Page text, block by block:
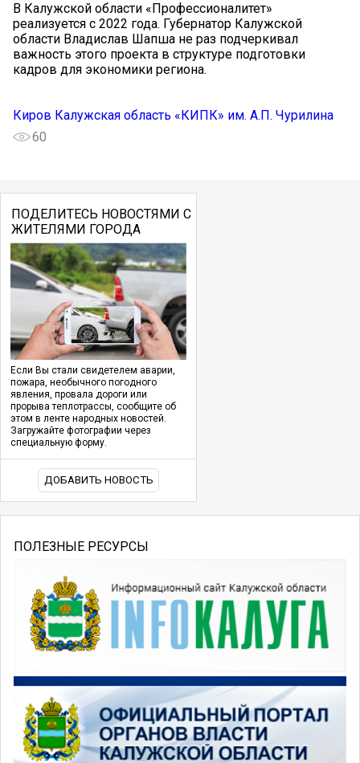
В Калужской области «Профессионалитет»
реализуется с 2022 года. Губернатор Калужской
области Владислав Шапша не раз подчеркивал
важность этого проекта в структуре подготовки
кадров для экономики региона.
Киров Калужская область «КИПК» им. А.П. Чурилина
60
ПОДЕЛИТЕСЬ НОВОСТЯМИ С
ЖИТЕЛЯМИ ГОРОДА
Если Вы стали свидетелем аварии,
пожара, необычного погодного
явления, провала дороги или
прорыва теплотрассы, сообщите об
этом в ленте народных новостей.
Загружайте фотографии через
специальную форму.
ДОБАВИТЬ НОВОСТЬ
ПОЛЕЗНЫЕ РЕСУРСЫ